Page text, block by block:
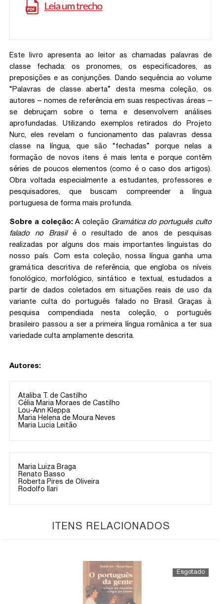
Este livro apresenta ao leitor as chamadas palavras de
classe fechada: os pronomes, os especificadores, as
preposições e as conjunções. Dando sequência ao volume
“Palavras de classe aberta” desta mesma coleção, os
autores – nomes de referência em suas respectivas áreas –
se debruçam sobre o tema e desenvolvem análises
aprofundadas. Utilizando exemplos retirados do Projeto
Nurc, eles revelam o funcionamento das palavras dessa
classe na língua, que são “fechadas” porque nelas a
formação de novos itens é mais lenta e porque contêm
séries de poucos elementos (como é o caso dos artigos).
Obra voltada especialmente a estudantes, professores e
pesquisadores, que buscam compreender a língua
portuguesa de forma mais profunda.
Sobre a coleção:A coleção Gramática do português culto
falado no Brasil é o resultado de anos de pesquisas
realizadas por alguns dos mais importantes linguistas do
nosso país. Com esta coleção, nossa língua ganha uma
gramática descritiva de referência, que engloba os níveis
fonológico, morfológico, sintático e textual, estudados a
partir de dados coletados em situações reais de uso da
variante culta do português falado no Brasil. Graças à
pesquisa compendiada nesta coleção, o português
brasileiro passou a ser a primeira língua românica a ter sua
variedade culta amplamente descrita.
Autores:
Ataliba T. de Castilho
Célia Maria Moraes de Castilho
Lou-Ann Kleppa
Maria Helena de Moura Neves
Maria Lucia Leitão
Maria Luiza Braga
Renato Basso
Roberta Pires de Oliveira
Rodolfo Ilari
ITENS RELACIONADOS